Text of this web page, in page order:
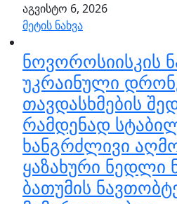
აგვისტო 6, 2026
მეტის ნახვა
ნოვოროსიისკის
უკრაინული
თავდასხმების
რამდენად
ხანგრძლივი
ყაზახური ნედლი
ბათუმის